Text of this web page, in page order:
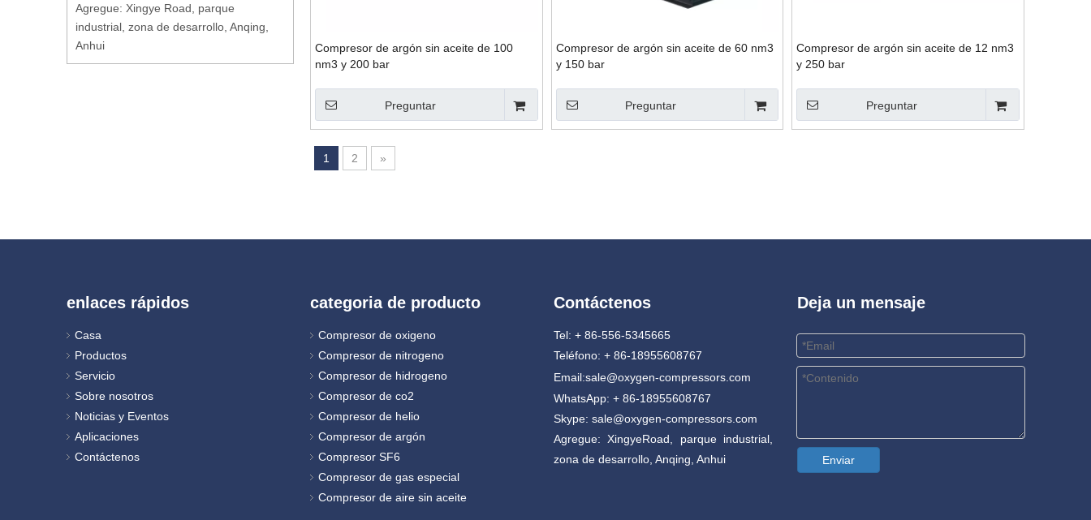
Agregue: Xingye Road, parque
industrial, zona de desarrollo, Anqing,
Anhui
Compresor de argón sin aceite de 100
nm3 y 200 bar
Preguntar
Compresor de argón sin aceite de 60 nm3
y 150 bar
Preguntar
Compresor de argón sin aceite de 12 nm3
y 250 bar
Preguntar
1 2 »
enlaces rápidos
Casa
Productos
Servicio
Sobre nosotros
Noticias y Eventos
Aplicaciones
Contáctenos
categoria de producto
Compresor de oxigeno
Compresor de nitrogeno
Compresor de hidrogeno
Compresor de co2
Compresor de helio
Compresor de argón
Compresor SF6
Compresor de gas especial
Compresor de aire sin aceite
Contáctenos
Tel: + 86-556-5345665
Teléfono: + 86-18955608767
Email:sale@oxygen-compressors.com
WhatsApp: + 86-18955608767
Skype: sale@oxygen-compressors.com
Agregue: XingyeRoad, parque industrial,
zona de desarrollo, Anqing, Anhui
Deja un mensaje
Enviar